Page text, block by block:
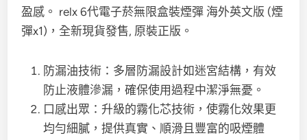
盈感。 relx 6代電子菸無限盒裝煙彈 海外英文版 (煙
彈x1)，全新現貨發售, 原裝正版。
防漏油技術：多層防漏設計如迷宮結構，有效
防止液體滲漏，確保使用過程中潔淨無憂。
口感出眾：升級的霧化芯技術，使霧化效果更
均勻細膩，提供真實、順滑且豐富的吸煙體